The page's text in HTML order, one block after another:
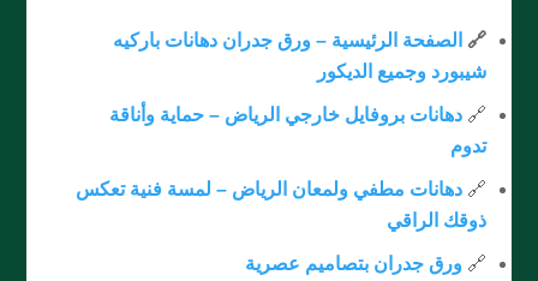
🔗 الصفحة الرئيسية – ورق جدران دهانات باركيه
شيبورد وجميع الديكور
🔗 دهانات بروفايل خارجي الرياض – حماية وأناقة
تدوم
🔗 دهانات مطفي ولمعان الرياض – لمسة فنية تعكس
ذوقك الراقي
🔗 ورق جدران بتصاميم عصرية